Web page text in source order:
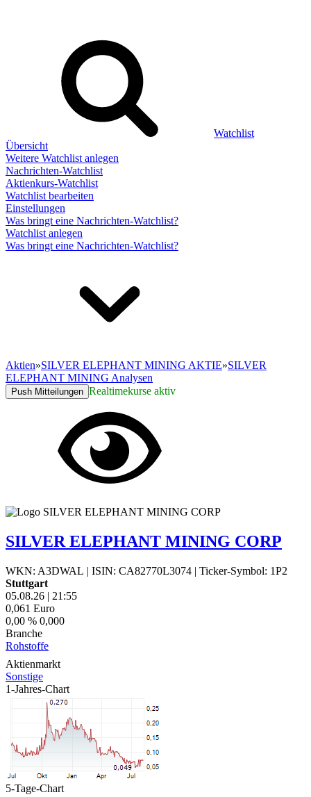
Watchlist
Übersicht
Weitere Watchlist anlegen
Nachrichten-Watchlist
Aktienkurs-Watchlist
Watchlist bearbeiten
Einstellungen
Was bringt eine Nachrichten-Watchlist?
Watchlist anlegen
Was bringt eine Nachrichten-Watchlist?
Aktien»SILVER ELEPHANT MINING AKTIE»SILVER
ELEPHANT MINING Analysen
Push Mitteilungen Realtimekurse aktiv
SILVER ELEPHANT MINING CORP
WKN: A3DWAL | ISIN: CA82770L3074 | Ticker-Symbol: 1P2
Stuttgart
05.08.26 | 21:55
0,061 Euro
0,00 % 0,000
Branche
Rohstoffe
Aktienmarkt
Sonstige
1-Jahres-Chart
5-Tage-Chart